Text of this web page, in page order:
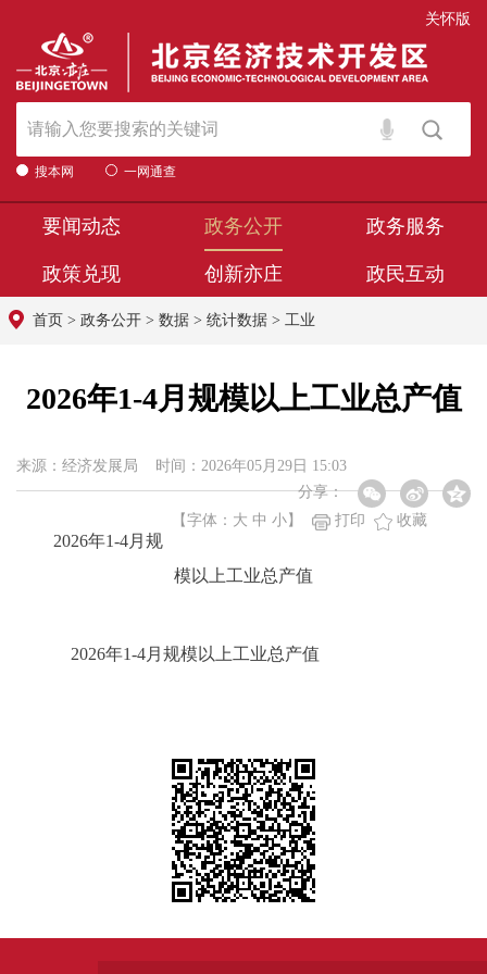
关怀版
搜本网 一网通查
要闻动态 政务公开 政务服务
政策兑现 创新亦庄 政民互动
首页 > 政务公开 > 数据 > 统计数据 > 工业
2026年1-4月规模以上工业总产值
来源：经济发展局 时间：2026年05月29日 15:03
分享：
【字体： 大 中 小 】 打印 收藏
2026年1-4月规
模以上工业总产值
2026年1-4月规模以上工业总产值